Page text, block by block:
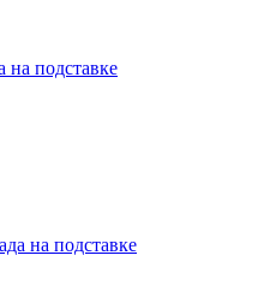
подставке